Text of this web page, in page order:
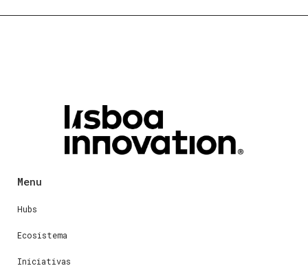
Menu
Hubs
Ecosistema
Iniciativas